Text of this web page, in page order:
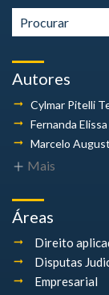
Autores
Cylmar Pitelli
Fernanda Elissa
Marcelo
Mais
Áreas
Direito
Disputas
Empresarial